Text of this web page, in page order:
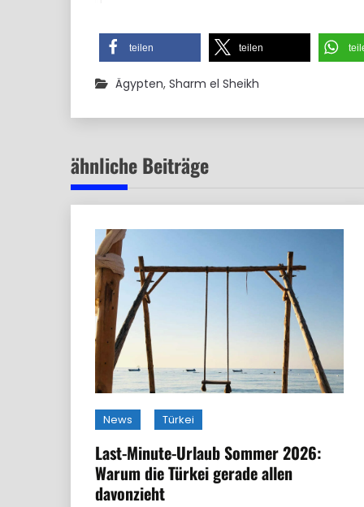
teilen teilen
Ägypten, Sharm el Sheikh
ähnliche Beiträge
News Türkei
Last-Minute-Urlaub Sommer 2026:
Warum die Türkei gerade allen
davonzieht